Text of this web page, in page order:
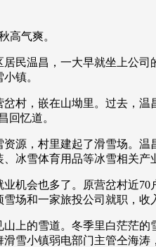
2026年世界杯 2026年
林匹克频道
乡村振兴
会 大国保险 云顶对话
直播 节目单 栏目 片库
气爽。
温昌，一大早就坐上公司
镇。
嵌在山坳里。过去，温昌
忆道。
，村里建起了滑雪场。温
冰雪体育用品等冰雪相关产
会也多了。原营岔村近70
雪场和一家旅投公司就职，收
的雪道。冬季里白茫茫的
雪小镇弱电部门主管仝海